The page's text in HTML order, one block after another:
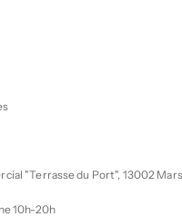
"Terrasse du Port", 13002
10h-20h